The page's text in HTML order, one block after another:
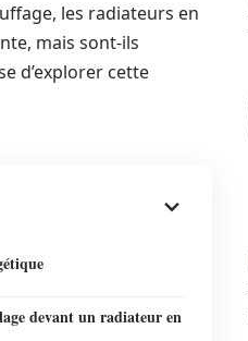
les radiateurs en
mais sont-ils
d’explorer cette
devant un radiateur en